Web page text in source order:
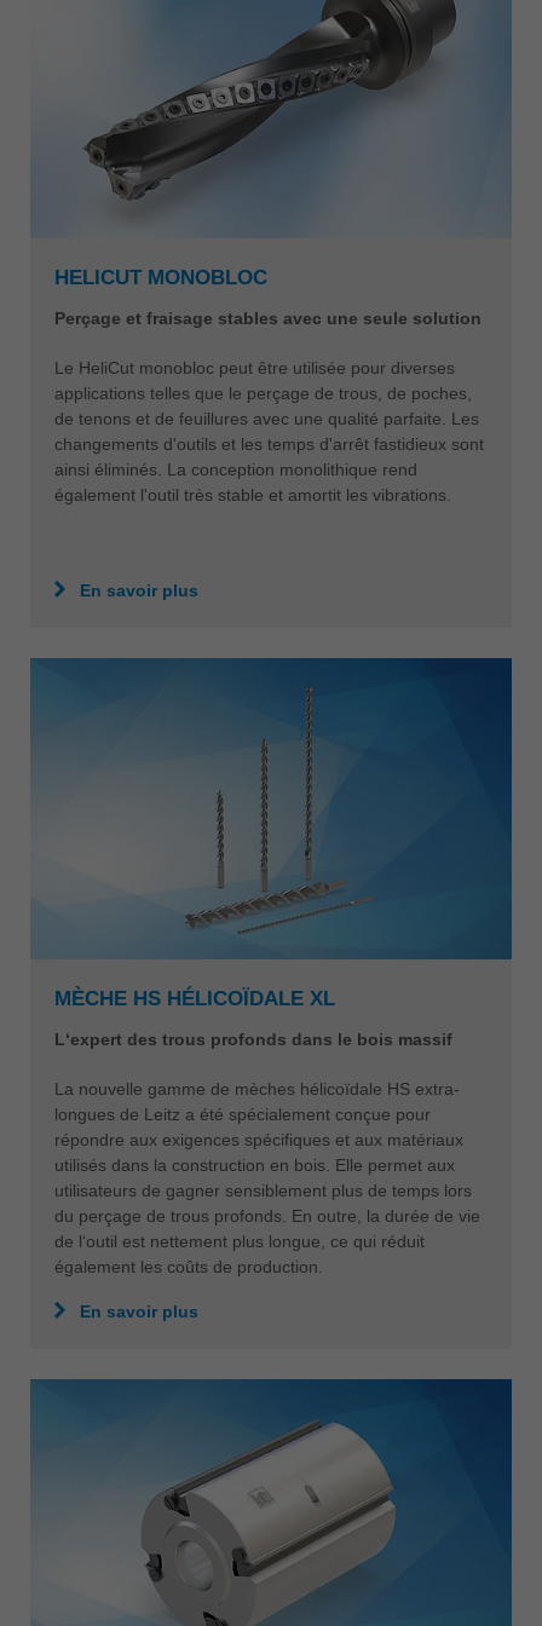
HELICUT MONOBLOC
Perçage et fraisage stables avec une seule solution
Le HeliCut monobloc peut être utilisée pour diverses
applications telles que le perçage de trous, de poches,
de tenons et de feuillures avec une qualité parfaite. Les
changements d'outils et les temps d'arrêt fastidieux sont
ainsi éliminés. La conception monolithique rend
également l'outil très stable et amortit les vibrations.
En savoir plus
MÈCHE HS HÉLICOÏDALE XL
L‘expert des trous profonds dans le bois massif
La nouvelle gamme de mèches hélicoïdale HS extra-
longues de Leitz a été spécialement conçue pour
répondre aux exigences spécifiques et aux matériaux
utilisés dans la construction en bois. Elle permet aux
utilisateurs de gagner sensiblement plus de temps lors
du perçage de trous profonds. En outre, la durée de vie
de l‘outil est nettement plus longue, ce qui réduit
également les coûts de production.
En savoir plus